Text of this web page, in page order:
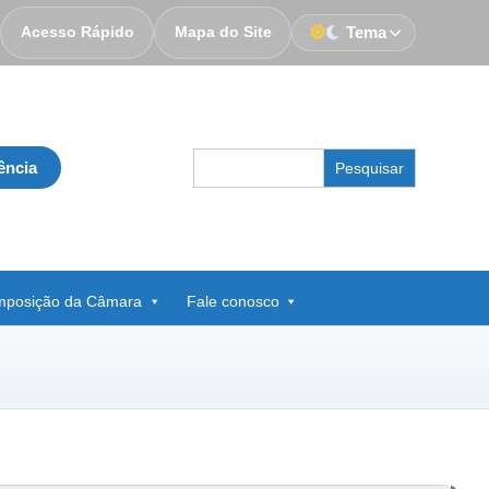
Acesso Rápido Mapa do Site Tema
for:
da Câmara Fale conosco